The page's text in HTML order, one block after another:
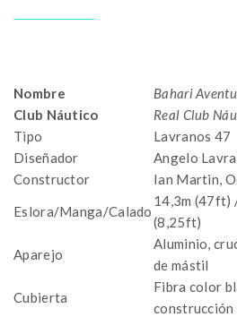
Nombre
Bahari
Club Náutico
Real Club
Tipo
Lavranos 47
Diseñador
Angelo
Constructor
Ian Martin,
Eslora/Manga/Calado
14,3m (47ft)
(8,25ft)
Aparejo
Aluminio,
de mástil
Cubierta
Fibra color
construcción